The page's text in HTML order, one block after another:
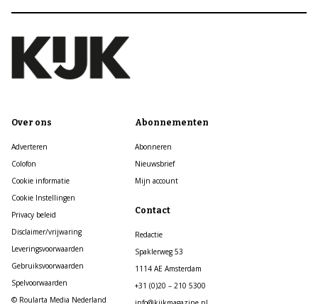
Over ons
Adverteren
Colofon
Cookie informatie
Cookie Instellingen
Privacy beleid
Disclaimer/vrijwaring
Leveringsvoorwaarden
Gebruiksvoorwaarden
Spelvoorwaarden
© Roularta Media Nederland
Abonnementen
Abonneren
Nieuwsbrief
Mijn account
Contact
Redactie
Spaklerweg 53
1114 AE Amsterdam
+31 (0)20 – 210 5300